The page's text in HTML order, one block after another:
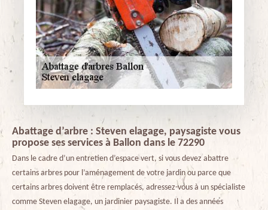
Abattage d’arbre : Steven elagage, paysagiste vous
propose ses services à Ballon dans le 72290
Dans le cadre d’un entretien d’espace vert, si vous devez abattre
certains arbres pour l’aménagement de votre jardin ou parce que
certains arbres doivent être remplacés, adressez-vous à un spécialiste
comme Steven elagage, un jardinier paysagiste. Il a des années